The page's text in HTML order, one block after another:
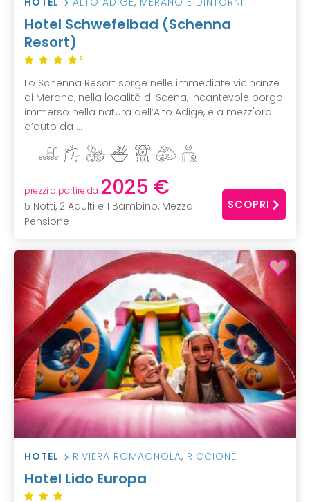
Hotel Schwefelbad (Schenna
Resort)
S
Lo Schenna Resort sorge nelle immediate vicinanze
di Merano, nella località di Scena, incantevole borgo
immerso nella natura dell’Alto Adige, e a mezz'ora
d’auto da ...
prezzi a partire da 2025 €
5 Notti, 2 Adulti e 1 Bambino, Mezza
Pensione
SCOPRI
HOTEL RIVIERA ROMAGNOLA, RICCIONE
Hotel Lido Europa